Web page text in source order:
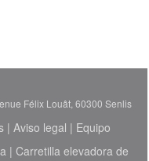
Félix Louât, 60300 Senlis
| Aviso legal | Equipo
| Carretilla elevadora de